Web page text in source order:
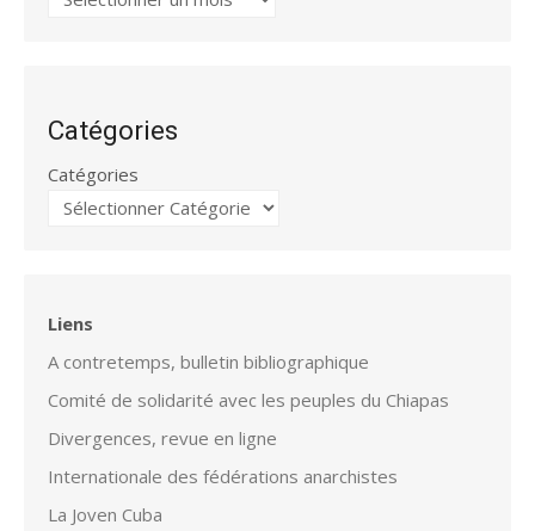
Catégories
Catégories
Liens
A contretemps, bulletin bibliographique
Comité de solidarité avec les peuples du Chiapas
Divergences, revue en ligne
Internationale des fédérations anarchistes
La Joven Cuba